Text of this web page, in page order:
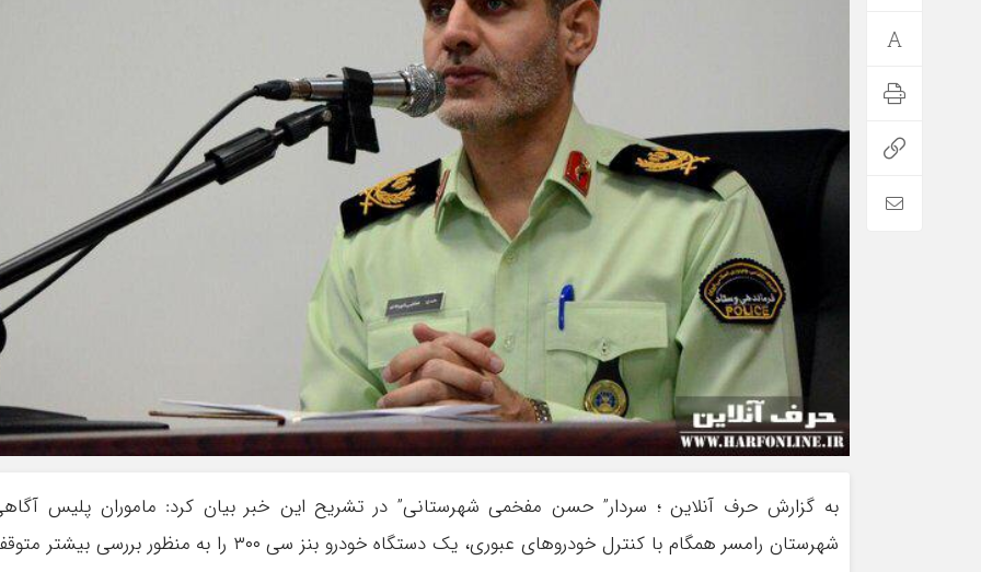
به گزارش حرف آنلاین ؛ سردار” حسن مفخمی شهرستانی” در تشریح این خبر بیان کرد: ماموران پلیس
شهرستان رامسر همگام با کنترل خودروهای عبوری، یک دستگاه خودرو بنز سی ۳۰۰ را به منظور بررسی بیشتر